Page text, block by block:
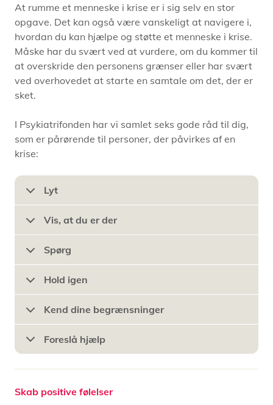
At rumme et menneske i krise er i sig selv en stor
opgave. Det kan også være vanskeligt at navigere i,
hvordan du kan hjælpe og støtte et menneske i krise.
Måske har du svært ved at vurdere, om du kommer til
at overskride den personens grænser eller har svært
ved overhovedet at starte en samtale om det, der er
sket.
I Psykiatrifonden har vi samlet seks gode råd til dig,
som er pårørende til personer, der påvirkes af en
krise:
Lyt
Vis, at du er der
Spørg
Hold igen
Kend dine begrænsninger
Foreslå hjælp
Skab positive følelser